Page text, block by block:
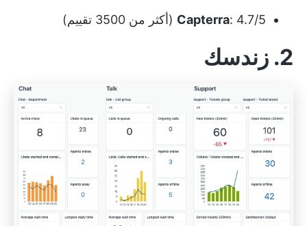
Capterra: 4.7/5 (أكثر من 3500 تقييم)
2. زندسك